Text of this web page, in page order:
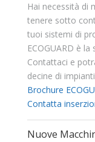
Hai necessità di
tenere sotto
tuoi sistemi di
ECOGUARD è la
Contattaci e
decine di
Brochure
Contatta
Nuove